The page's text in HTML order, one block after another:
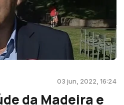
03 jun, 2022, 16:24
da Madeira e